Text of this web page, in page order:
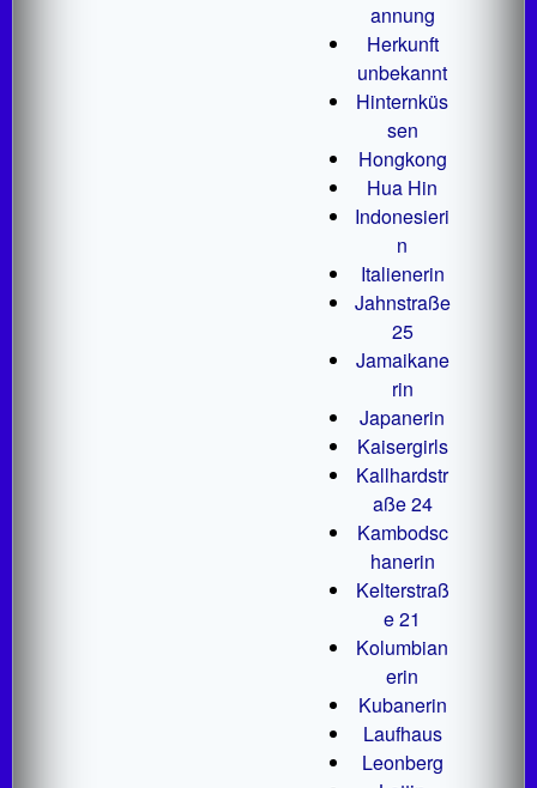
annung
Herkunft
unbekannt
Hinternküs
sen
Hongkong
Hua Hin
Indonesieri
n
Italienerin
Jahnstraße
25
Jamaikane
rin
Japanerin
Kaisergirls
Kallhardstr
aße 24
Kambodsc
hanerin
Kelterstraß
e 21
Kolumbian
erin
Kubanerin
Laufhaus
Leonberg